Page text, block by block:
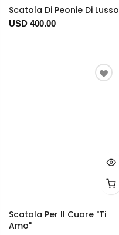
Scatola Di Peonie Di Lusso
USD 400.00
Scatola Per Il Cuore "Ti
Amo"